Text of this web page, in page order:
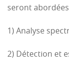
seront
1) Analyse
2) Détection et